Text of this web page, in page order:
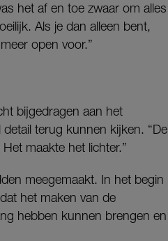
het af en toe zwaar om alles
Als je dan alleen bent,
open voor.”
bijgedragen aan het
terug kunnen kijken. “De
maakte het lichter.”
meegemaakt. In het begin
het maken van de
hebben kunnen brengen en